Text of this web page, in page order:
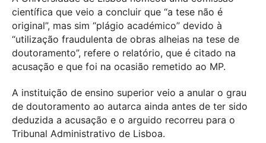
científica que veio a concluir que “a tese não é
original”, mas sim “plágio académico” devido à
“utilização fraudulenta de obras alheias na tese de
doutoramento”, refere o relatório, que é citado na
acusação e que foi na ocasião remetido ao MP.
A instituição de ensino superior veio a anular o grau
de doutoramento ao autarca ainda antes de ter sido
deduzida a acusação e o arguido recorreu para o
Tribunal Administrativo de Lisboa.